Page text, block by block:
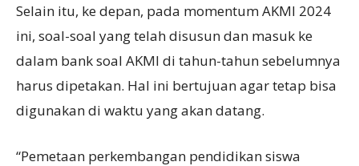
Selain itu, ke depan, pada momentum AKMI 2024
ini, soal-soal yang telah disusun dan masuk ke
dalam bank soal AKMI di tahun-tahun sebelumnya
harus dipetakan. Hal ini bertujuan agar tetap bisa
digunakan di waktu yang akan datang.
“Pemetaan perkembangan pendidikan siswa